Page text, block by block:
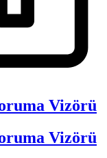
Vizörü
Vizörü